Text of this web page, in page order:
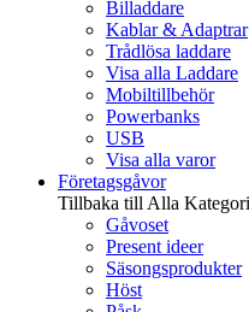
Billaddare
Kablar & Adaptrar
Trådlösa laddare
Visa alla Laddare
Mobiltillbehör
Powerbanks
USB
Visa alla varor
Företagsgåvor
Tillbaka till Alla
Gåvoset
Present ideer
Säsongsprodukter
Höst